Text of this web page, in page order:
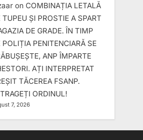
on COMBINAȚIA LETALĂ
TUPEU ȘI PROSTIE A SPART
DE GRADE. ÎN TIMP
POLIȚIA PENITENCIARĂ SE
ANP ÎMPARTE
AȚI INTERPRETAT
TĂCEREA FSANP.
ORDINUL!
7, 2026